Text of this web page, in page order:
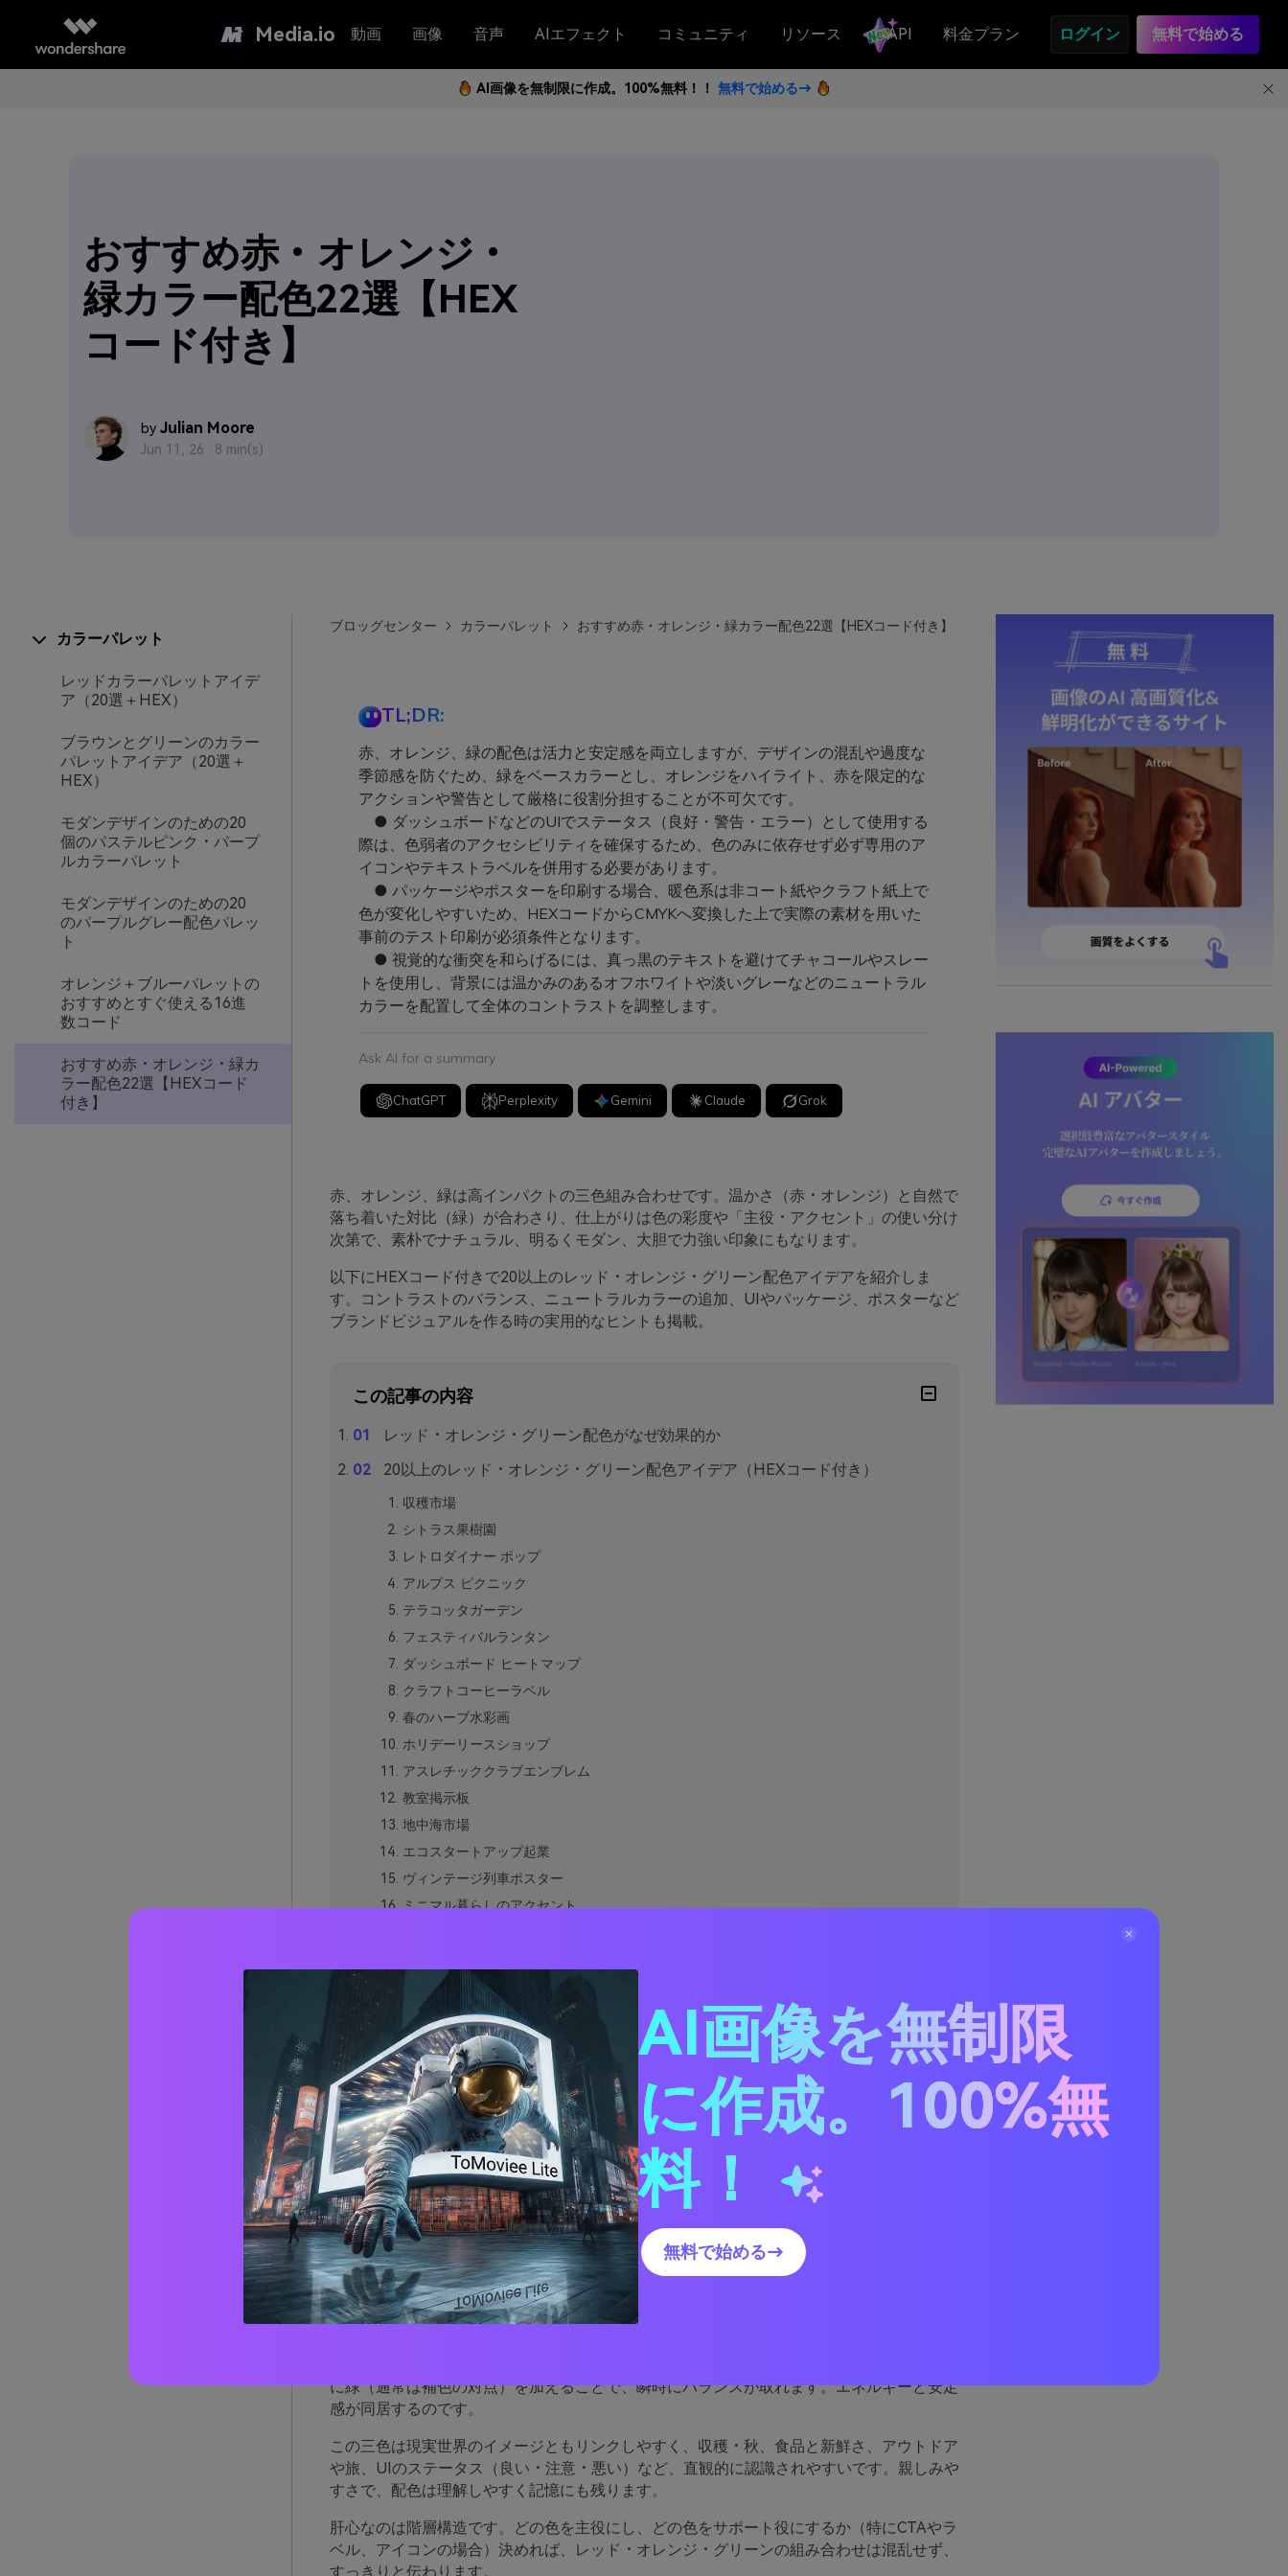
Media.io 動画 画像 音声 AIエフェクト コミュニティ リソース API 料金プラン ログイン 無料で始める
AI画像を無制限に作成。100%無料！！ 無料で始める→
おすすめ赤・オレンジ・
緑カラー配色22選【HEX
コード付き】
by Julian Moore
Jun 11, 26 · 8 min(s)
カラーパレット
レッドカラーパレットアイデ
ア（20選＋HEX）
ブラウンとグリーンのカラー
パレットアイデア（20選＋
HEX）
モダンデザインのための20
個のパステルピンク・パープ
ルカラーパレット
モダンデザインのための20
のパープルグレー配色パレッ
ト
オレンジ＋ブルーパレットの
おすすめとすぐ使える16進
数コード
おすすめ赤・オレンジ・緑カ
ラー配色22選【HEXコード
付き】
ブロッグセンター カラーパレット おすすめ赤・オレンジ・緑カラー配色22選【HEXコード付き】
TL;DR:
赤、オレンジ、緑の配色は活力と安定感を両立しますが、デザインの混乱や過度な
季節感を防ぐため、緑をベースカラーとし、オレンジをハイライト、赤を限定的な
アクションや警告として厳格に役割分担することが不可欠です。
● ダッシュボードなどのUIでステータス（良好・警告・エラー）として使用する
際は、色弱者のアクセシビリティを確保するため、色のみに依存せず必ず専用のア
イコンやテキストラベルを併用する必要があります。
● パッケージやポスターを印刷する場合、暖色系は非コート紙やクラフト紙上で
色が変化しやすいため、HEXコードからCMYKへ変換した上で実際の素材を用いた
事前のテスト印刷が必須条件となります。
● 視覚的な衝突を和らげるには、真っ黒のテキストを避けてチャコールやスレー
トを使用し、背景には温かみのあるオフホワイトや淡いグレーなどのニュートラル
カラーを配置して全体のコントラストを調整します。
Ask AI for a summary
ChatGPT Perplexity Gemini Claude Grok
赤、オレンジ、緑は高インパクトの三色組み合わせです。温かさ（赤・オレンジ）と自然で
落ち着いた対比（緑）が合わさり、仕上がりは色の彩度や「主役・アクセント」の使い分け
次第で、素朴でナチュラル、明るくモダン、大胆で力強い印象にもなります。
以下にHEXコード付きで20以上のレッド・オレンジ・グリーン配色アイデアを紹介しま
す。コントラストのバランス、ニュートラルカラーの追加、UIやパッケージ、ポスターなど
ブランドビジュアルを作る時の実用的なヒントも掲載。
この記事の内容
レッド・オレンジ・グリーン配色がなぜ効果的か
20以上のレッド・オレンジ・グリーン配色アイデア（HEXコード付き）
収穫市場
シトラス果樹園
レトロダイナー ポップ
アルプス ピクニック
テラコッタガーデン
フェスティバルランタン
ダッシュボード ヒートマップ
クラフトコーヒーラベル
春のハーブ水彩画
ホリデーリースショップ
アスレチッククラブエンブレム
教室掲示板
地中海市場
エコスタートアップ起業
ヴィンテージ列車ポスター
ミニマル暮らしのアクセント
果樹園のウェディングスイート
トレイルマップUI
グルメパントリーラベル
秋のキャンパスポスター
レッド・オレンジ・グリーンと相性が良い色は？
レッド・オレンジ・グリーン配色を実際のデザインで使う方法
AIでレッド・オレンジ・グリーン配色のビジュアルを作る
レッド・オレンジ・グリーン配色がな
ぜ効果的か
に緑（通常は補色の対点）を加えることで、瞬時にバランスが取れます。エネルギーと安定
感が同居するのです。
この三色は現実世界のイメージともリンクしやすく、収穫・秋、食品と新鮮さ、アウトドア
や旅、UIのステータス（良い・注意・悪い）など、直観的に認識されやすいです。親しみや
すさで、配色は理解しやすく記憶にも残ります。
肝心なのは階層構造です。どの色を主役にし、どの色をサポート役にするか（特にCTAやラ
ベル、アイコンの場合）決めれば、レッド・オレンジ・グリーンの組み合わせは混乱せず、
すっきりと伝わります。
AI画像を無制限
に作成。100%無
料！
無料で始める→